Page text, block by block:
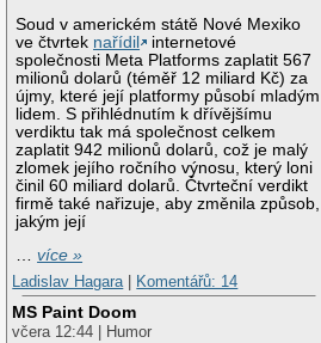
Soud v americkém státě Nové Mexiko
ve čtvrtek nařídil
internetové
společnosti Meta Platforms zaplatit 567
milionů dolarů (téměř 12 miliard Kč) za
újmy, které její platformy působí mladým
lidem. S přihlédnutím k dřívějšímu
verdiktu tak má společnost celkem
zaplatit 942 milionů dolarů, což je malý
zlomek jejího ročního výnosu, který loni
činil 60 miliard dolarů. Čtvrteční verdikt
firmě také nařizuje, aby změnila způsob,
jakým její
…více »
Ladislav Hagara
Komentářů: 14
MS Paint Doom
včera 12:44 | Humor